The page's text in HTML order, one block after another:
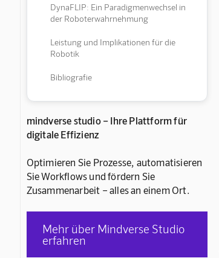
DynaFLIP: Ein Paradigmenwechsel in
der Roboterwahrnehmung
Leistung und Implikationen für die
Robotik
Bibliografie
mindverse studio – Ihre Plattform für
digitale Effizienz
Optimieren Sie Prozesse, automatisieren
Sie Workflows und fördern Sie
Zusammenarbeit – alles an einem Ort.
Mehr über Mindverse Studio
erfahren